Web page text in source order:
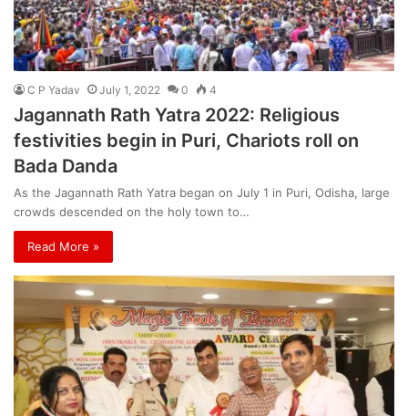
C P Yadav July 1, 2022 0 4
Jagannath Rath Yatra 2022: Religious
festivities begin in Puri, Chariots roll on
Bada Danda
As the Jagannath Rath Yatra began on July 1 in Puri, Odisha, large
crowds descended on the holy town to…
Read More »